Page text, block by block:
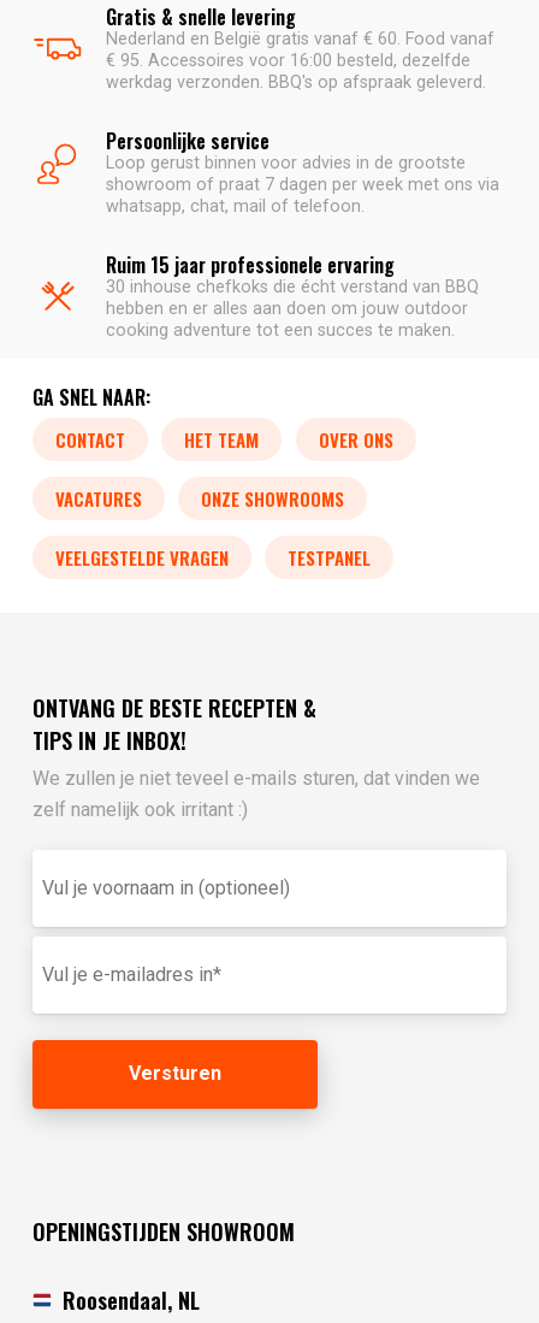
Gratis & snelle levering
Nederland en België gratis vanaf € 60. Food vanaf
€ 95. Accessoires voor 16:00 besteld, dezelfde
werkdag verzonden. BBQ's op afspraak geleverd.
Persoonlijke service
Loop gerust binnen voor advies in de grootste
showroom of praat 7 dagen per week met ons via
whatsapp, chat, mail of telefoon.
Ruim 15 jaar professionele ervaring
30 inhouse chefkoks die écht verstand van BBQ
hebben en er alles aan doen om jouw outdoor
cooking adventure tot een succes te maken.
GA SNEL NAAR:
CONTACT HET TEAM OVER ONS
VACATURES ONZE SHOWROOMS
VEELGESTELDE VRAGEN TESTPANEL
ONTVANG DE BESTE RECEPTEN &
TIPS IN JE INBOX!
We zullen je niet teveel e-mails sturen, dat vinden we
zelf namelijk ook irritant :)
je
in
(optioneel)
mailadres
OPENINGSTIJDEN SHOWROOM
Roosendaal, NL